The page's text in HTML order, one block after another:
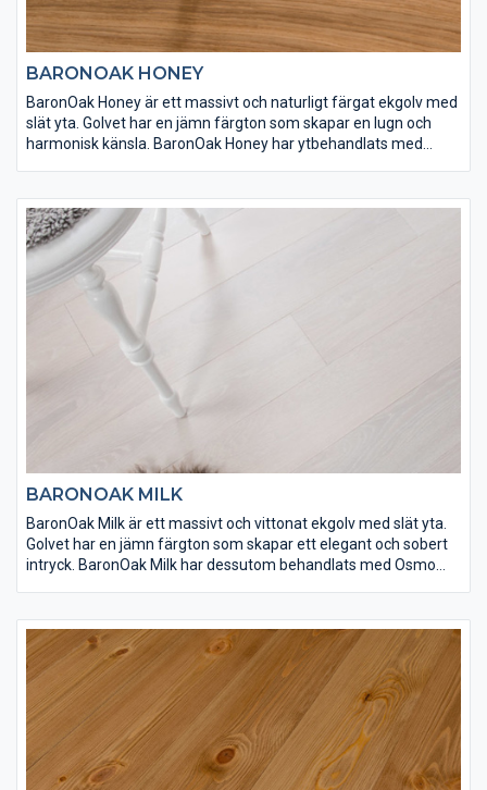
BARONOAK HONEY
BaronOak Honey är ett massivt och naturligt färgat ekgolv med
slät yta. Golvet har en jämn färgton som skapar en lugn och
harmonisk känsla. BaronOak Honey har ytbehandlats med
BARONOAK MILK
BaronOak Milk är ett massivt och vittonat ekgolv med slät yta.
Golvet har en jämn färgton som skapar ett elegant och sobert
intryck. BaronOak Milk har dessutom behandlats med Osmo